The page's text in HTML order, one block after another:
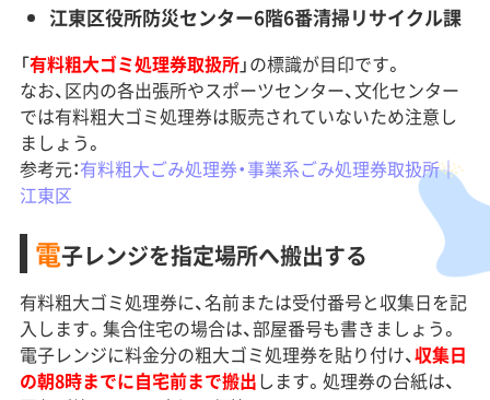
江東区役所防災センター6階6番清掃リサイクル課
「有料粗大ゴミ処理券取扱所」の標識が目印です。
なお、区内の各出張所やスポーツセンター、文化センター
では有料粗大ゴミ処理券は販売されていないため注意し
ましょう。
参考元：有料粗大ごみ処理券・事業系ごみ処理券取扱所｜
江東区
電子レンジを指定場所へ搬出する
有料粗大ゴミ処理券に、名前または受付番号と収集日を記
入します。集合住宅の場合は、部屋番号も書きましょう。
電子レンジに料金分の粗大ゴミ処理券を貼り付け、収集日
の朝8時までに自宅前まで搬出します。処理券の台紙は、